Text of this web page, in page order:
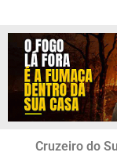
Cruzeiro do